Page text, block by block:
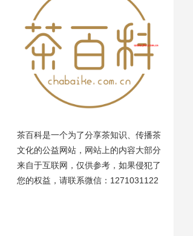
茶百科是一个为了分享茶知识、传播茶
文化的公益网站，网站上的内容大部分
来自于互联网，仅供参考，如果侵犯了
您的权益，请联系微信：1271031122